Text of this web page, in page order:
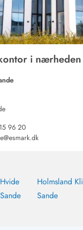
både mikroovn og
og hurtigt
gang! :)
i nærheden
96 20
Hvide
Sande
Holmsland
Sande